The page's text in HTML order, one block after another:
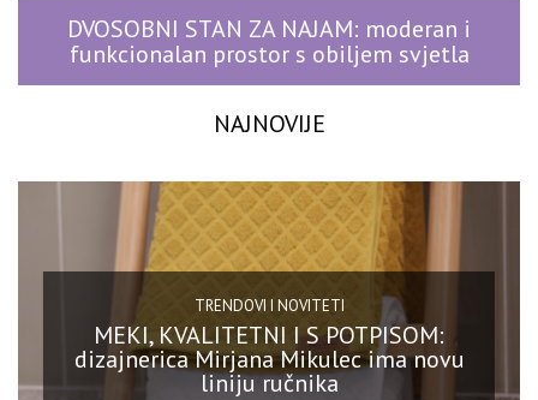
DVOSOBNI STAN ZA NAJAM: moderan i
funkcionalan prostor s obiljem svjetla
NAJNOVIJE
TRENDOVI I NOVITETI
MEKI, KVALITETNI I S POTPISOM:
dizajnerica Mirjana Mikulec ima novu
liniju ručnika